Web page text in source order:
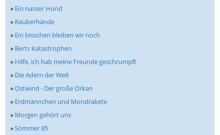
» Ein nasser Hund
» Räuberhände
» Ein bisschen bleiben wir noch
» Berts Katastrophen
» Hilfe, ich hab meine Freunde geschrumpft
» Die Adern der Welt
»Ostwind - Der große Orkan
» Erdmännchen und Mondrakete
» Morgen gehört uns
»Sommer 85